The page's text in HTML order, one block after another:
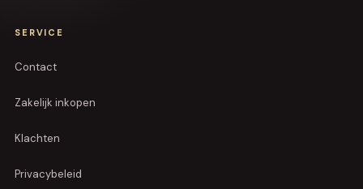
SERVICE
Contact
Zakelijk inkopen
Klachten
Privacybeleid